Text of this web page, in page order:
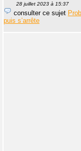
28 juillet 2023 à 15:37
consulter ce sujet
puis s’arrête